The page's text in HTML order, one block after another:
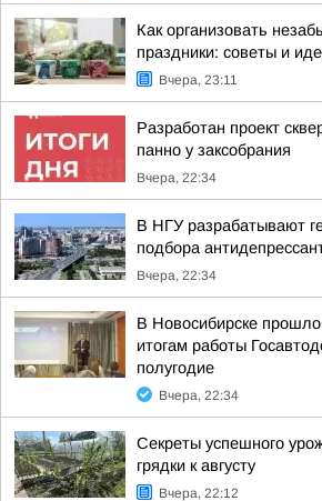
Как организовать
праздники: советы и
Вчера, 23:11
Разработан проект
панно у заксобрания
Вчера, 22:34
В НГУ разрабатывают
подбора
Вчера, 22:34
В Новосибирске
итогам работы
полугодие
Вчера, 22:34
Секреты успешного
грядки к августу
Вчера, 22:12